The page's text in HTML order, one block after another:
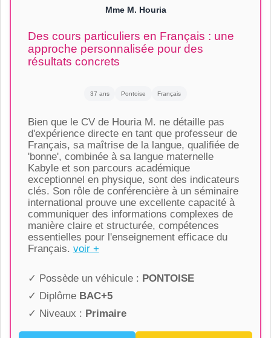
Mme M. Houria
Des cours particuliers en Français : une
approche personnalisée pour des
résultats concrets
37 ans Pontoise Français
Bien que le CV de Houria M. ne détaille pas
d'expérience directe en tant que professeur de
Français, sa maîtrise de la langue, qualifiée de
'bonne', combinée à sa langue maternelle
Kabyle et son parcours académique
exceptionnel en physique, sont des indicateurs
clés. Son rôle de conférencière à un séminaire
international prouve une excellente capacité à
communiquer des informations complexes de
manière claire et structurée, compétences
essentielles pour l'enseignement efficace du
Français. voir +
✓ Possède un véhicule : PONTOISE
✓ Diplôme BAC+5
✓ Niveaux : Primaire